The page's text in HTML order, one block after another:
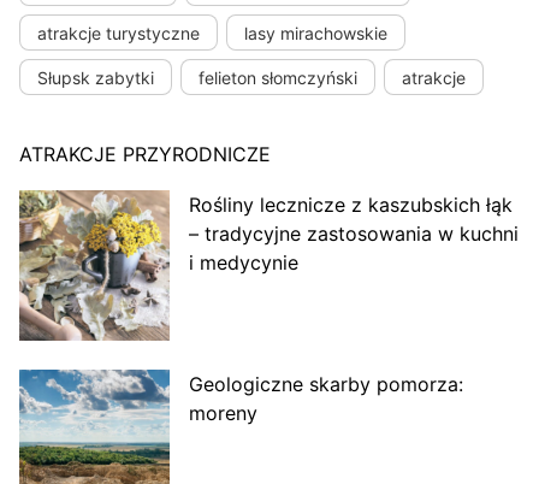
atrakcje turystyczne lasy mirachowskie
Słupsk zabytki felieton słomczyński atrakcje
ATRAKCJE PRZYRODNICZE
Rośliny lecznicze z kaszubskich łąk
– tradycyjne zastosowania w kuchni
i medycynie
Geologiczne skarby pomorza:
moreny